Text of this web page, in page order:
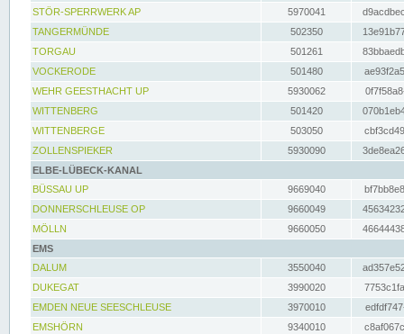
STÖR-SPERRWERK AP 5970041
TANGERMÜNDE
502350
TORGAU
501261
VOCKERODE
501480
WEHR GEESTHACHT UP
5930062
WITTENBERG
501420
WITTENBERGE
503050
ZOLLENSPIEKER
5930090
ELBE-LÜBECK-KANAL
BÜSSAU UP
9669040
DONNERSCHLEUSE OP
9660049
MÖLLN
9660050
EMS
DALUM
3550040
DUKEGAT
3990020
EMDEN NEUE SEESCHLEUSE
3970010
EMSHÖRN
9340010